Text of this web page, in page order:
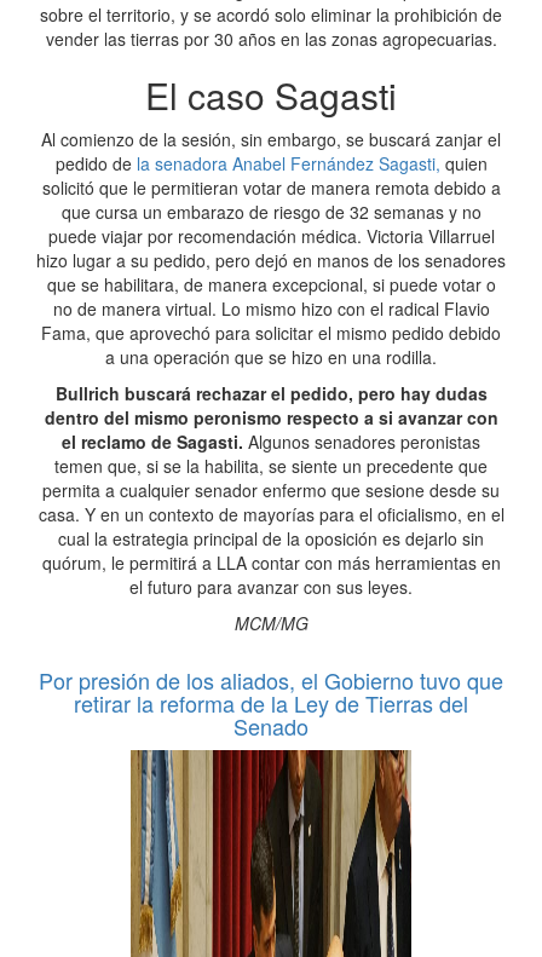
sobre el territorio, y se acordó solo eliminar la prohibición de
vender las tierras por 30 años en las zonas agropecuarias.
El caso Sagasti
Al comienzo de la sesión, sin embargo, se buscará zanjar el
pedido de la senadora Anabel Fernández Sagasti, quien
solicitó que le permitieran votar de manera remota debido a
que cursa un embarazo de riesgo de 32 semanas y no
puede viajar por recomendación médica. Victoria Villarruel
hizo lugar a su pedido, pero dejó en manos de los senadores
que se habilitara, de manera excepcional, si puede votar o
no de manera virtual. Lo mismo hizo con el radical Flavio
Fama, que aprovechó para solicitar el mismo pedido debido
a una operación que se hizo en una rodilla.
Bullrich buscará rechazar el pedido, pero hay dudas
dentro del mismo peronismo respecto a si avanzar con
el reclamo de Sagasti. Algunos senadores peronistas
temen que, si se la habilita, se siente un precedente que
permita a cualquier senador enfermo que sesione desde su
casa. Y en un contexto de mayorías para el oficialismo, en el
cual la estrategia principal de la oposición es dejarlo sin
quórum, le permitirá a LLA contar con más herramientas en
el futuro para avanzar con sus leyes.
MCM/MG
Por presión de los aliados, el Gobierno tuvo que
retirar la reforma de la Ley de Tierras del
Senado